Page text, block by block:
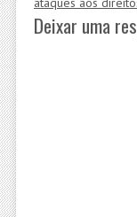
Deixar uma